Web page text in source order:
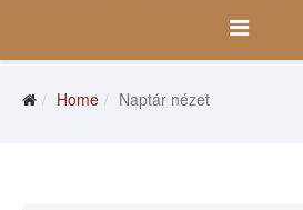
Home Naptár nézet